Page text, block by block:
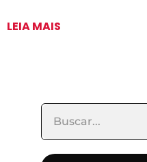
LEIA MAIS